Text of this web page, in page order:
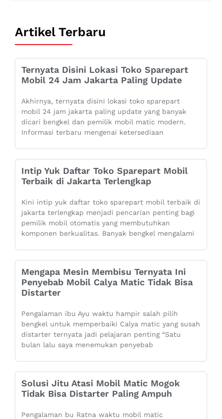
Artikel Terbaru
Ternyata Disini Lokasi Toko Sparepart
Mobil 24 Jam Jakarta Paling Update
Akhirnya, ternyata disini lokasi toko sparepart
mobil 24 jam jakarta paling update yang banyak
dicari bengkel dan pemilik mobil matic modern.
Informasi terbaru mengenai ketersediaan
Intip Yuk Daftar Toko Sparepart Mobil
Terbaik di Jakarta Terlengkap
Kini intip yuk daftar toko sparepart mobil terbaik di
jakarta terlengkap menjadi pencarian penting bagi
pemilik mobil otomatis yang membutuhkan
komponen berkualitas. Banyak bengkel mengalami
Mengapa Mesin Membisu Ternyata Ini
Penyebab Mobil Calya Matic Tidak Bisa
Distarter
Pengalaman ibu Ayu waktu hampir salah pilih
bengkel untuk memperbaiki Calya matic yang susah
distarter ternyata jadi pelajaran penting “Satu
bulan lalu saya menemukan penyebab
Solusi Jitu Atasi Mobil Matic Mogok
Tidak Bisa Distarter Paling Ampuh
Pengalaman bu Ratna waktu mobil matic